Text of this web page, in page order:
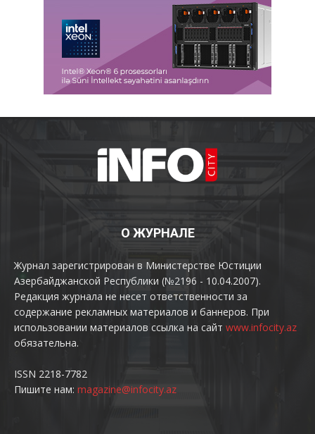
О ЖУРНАЛЕ
Журнал зарегистрирован в Министерстве Юстиции
Азербайджанской Республики (№2196 - 10.04.2007).
Редакция журнала не несет ответственности за
содержание рекламных материалов и баннеров. При
использовании материалов ссылка на сайт www.infocity.az
обязательна.
ISSN 2218-7782
Пишите нам: magazine@infocity.az